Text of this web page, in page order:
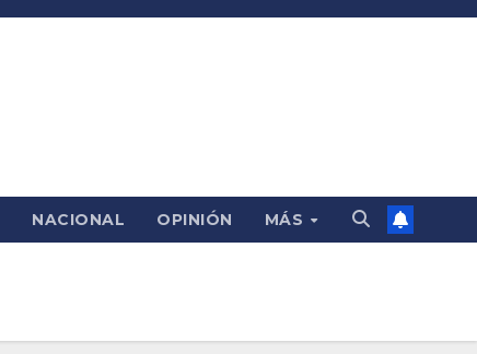
NACIONAL OPINIÓN MÁS